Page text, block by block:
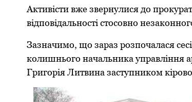
Активісти вже звернулися до
відповідальності стосовно
Зазначимо, що зараз розпочалася
колишнього начальника управління
Григорія Литвина заступником